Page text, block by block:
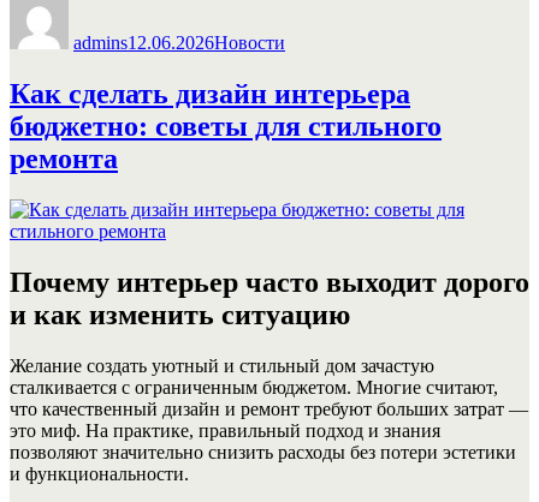
admins12.06.2026Новости
Как сделать дизайн интерьера
бюджетно: советы для стильного
ремонта
Почему интерьер часто выходит дорого
и как изменить ситуацию
Желание создать уютный и стильный дом зачастую
сталкивается с ограниченным бюджетом. Многие считают,
что качественный дизайн и ремонт требуют больших затрат —
это миф. На практике, правильный подход и знания
позволяют значительно снизить расходы без потери эстетики
и функциональности.